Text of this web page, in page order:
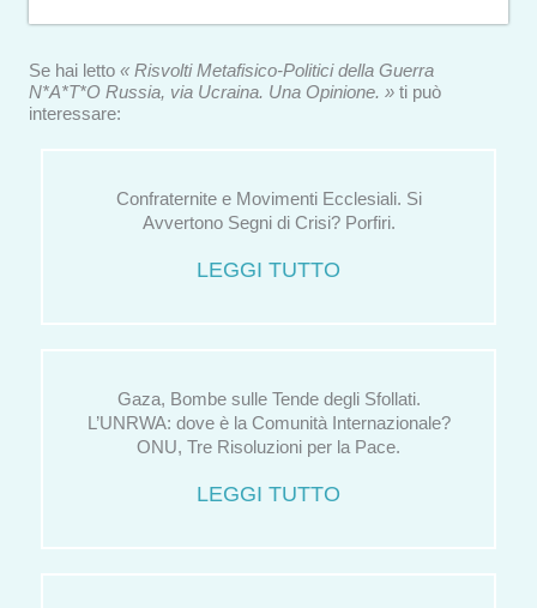
Se hai letto « Risvolti Metafisico-Politici della Guerra
N*A*T*O Russia, via Ucraina. Una Opinione. » ti può
interessare:
Confraternite e Movimenti Ecclesiali. Si
Avvertono Segni di Crisi? Porfiri.
LEGGI TUTTO
Gaza, Bombe sulle Tende degli Sfollati.
L’UNRWA: dove è la Comunità Internazionale?
ONU, Tre Risoluzioni per la Pace.
LEGGI TUTTO